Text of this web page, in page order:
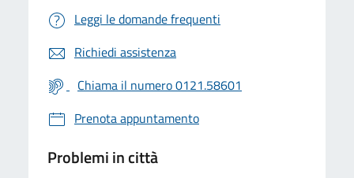
Leggi le domande frequenti
Richiedi assistenza
Chiama il numero 0121.58601
Prenota appuntamento
Problemi in città